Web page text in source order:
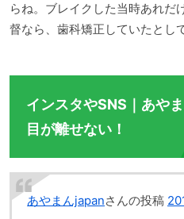
らね。ブレイクした当時あれだ
督なら、歯科矯正していたとし
インスタやSNS｜あや
目が離せない！
あやまんjapanさんの投稿